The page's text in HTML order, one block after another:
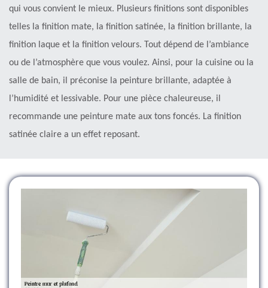
qui vous convient le mieux. Plusieurs finitions sont disponibles
telles la finition mate, la finition satinée, la finition brillante, la
finition laque et la finition velours. Tout dépend de l’ambiance
ou de l’atmosphère que vous voulez. Ainsi, pour la cuisine ou la
salle de bain, il préconise la peinture brillante, adaptée à
l’humidité et lessivable. Pour une pièce chaleureuse, il
recommande une peinture mate aux tons foncés. La finition
satinée claire a un effet reposant.